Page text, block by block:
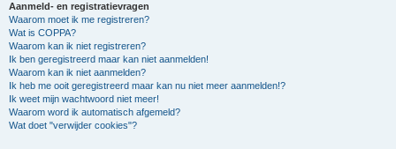
Aanmeld- en registratievragen
Waarom moet ik me registreren?
Wat is COPPA?
Waarom kan ik niet registreren?
Ik ben geregistreerd maar kan niet aanmelden!
Waarom kan ik niet aanmelden?
Ik heb me ooit geregistreerd maar kan nu niet meer aanmelden!?
Ik weet mijn wachtwoord niet meer!
Waarom word ik automatisch afgemeld?
Wat doet "verwijder cookies"?